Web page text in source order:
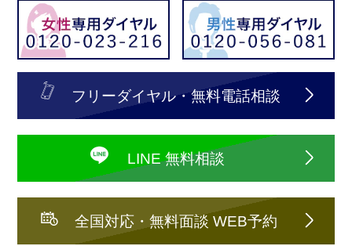
フリーダイヤル・無料電話相談
LINE 無料相談
全国対応・無料面談 WEB予約